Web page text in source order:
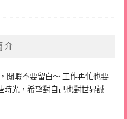
介
閒暇不要留白～ 工作再忙也要
時光，希望對自己也對世界誠